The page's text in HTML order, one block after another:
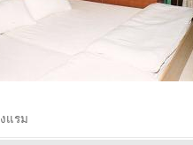
แรม